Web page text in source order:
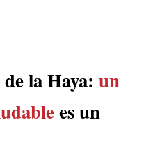
la Haya: un
es un